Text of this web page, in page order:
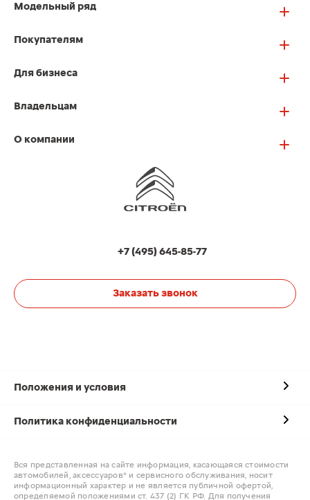
Модельный ряд
Покупателям
Для бизнеса
Владельцам
О компании
+7 (495) 645-85-77
Заказать звонок
Положения и условия
Политика конфиденциальности
Вся представленная на сайте информация, касающаяся стоимости
автомобилей, аксессуаров* и сервисного обслуживания, носит
информационный характер и не является публичной офертой,
определяемой положениями ст. 437 (2) ГК РФ. Для получения